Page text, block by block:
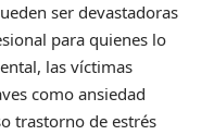
ser devastadoras
para quienes lo
las víctimas
como ansiedad
trastorno de estrés